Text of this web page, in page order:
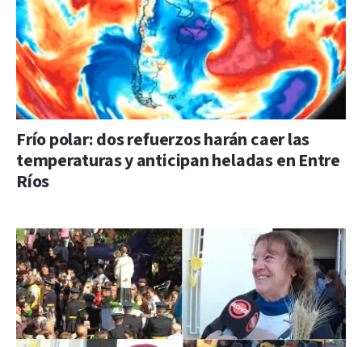
Frío polar: dos refuerzos harán caer las
temperaturas y anticipan heladas en Entre
Ríos